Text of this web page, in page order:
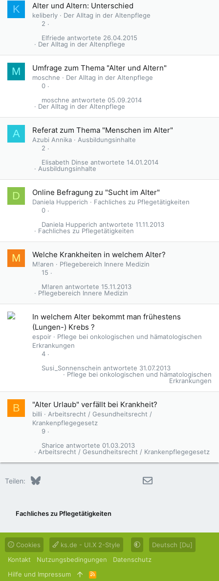
K Alter und Altern: Unterschied
keliberly
Der Alltag in der Altenpflege
2
Der Alltag in der Altenpflege
26.04.2015
Elfriede
M Umfrage zum Thema "Alter und Altern"
moschne
Der Alltag in der Altenpflege
0
Der Alltag in der Altenpflege
05.09.2014
moschne
A Referat zum Thema "Menschen im Alter"
Azubi Annika
Ausbildungsinhalte
2
Ausbildungsinhalte
14.01.2014
Elisabeth Dinse
D Online Befragung zu "Sucht im Alter"
Daniela Hupperich
Fachliches zu Pflegetätigkeiten
0
Fachliches zu Pflegetätigkeiten
11.11.2013
Daniela Hupperich
M Welche Krankheiten in welchem Alter?
M!aren
Pflegebereich Innere Medizin
15
Pflegebereich Innere Medizin
15.11.2013
M!aren
In welchem Alter bekommt man frühestens
(Lungen-) Krebs ?
espoir
Pflege bei onkologischen und hämatologischen
Erkrankungen
4
Pflege bei onkologischen und hämatologischen
Erkrankungen
31.07.2013
Susi_Sonnenschein
B "Alter Urlaub" verfällt bei Krankheit?
billi
Arbeitsrecht / Gesundheitsrecht /
Krankenpflegegesetz
9
Arbeitsrecht / Gesundheitsrecht / Krankenpflegegesetz
01.03.2013
Sharice
Teilen: Bluesky WhatsApp
E-Mail
Fachliches zu Pflegetätigkeiten
Cookies ks.de - UI.X 2-Style
Deutsch [Du]
Kontakt
Nutzungsbedingungen
Datenschutz
Hilfe und Impressum
R